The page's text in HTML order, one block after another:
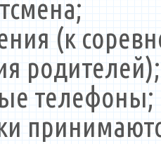
(к
родителей);
телефоны;